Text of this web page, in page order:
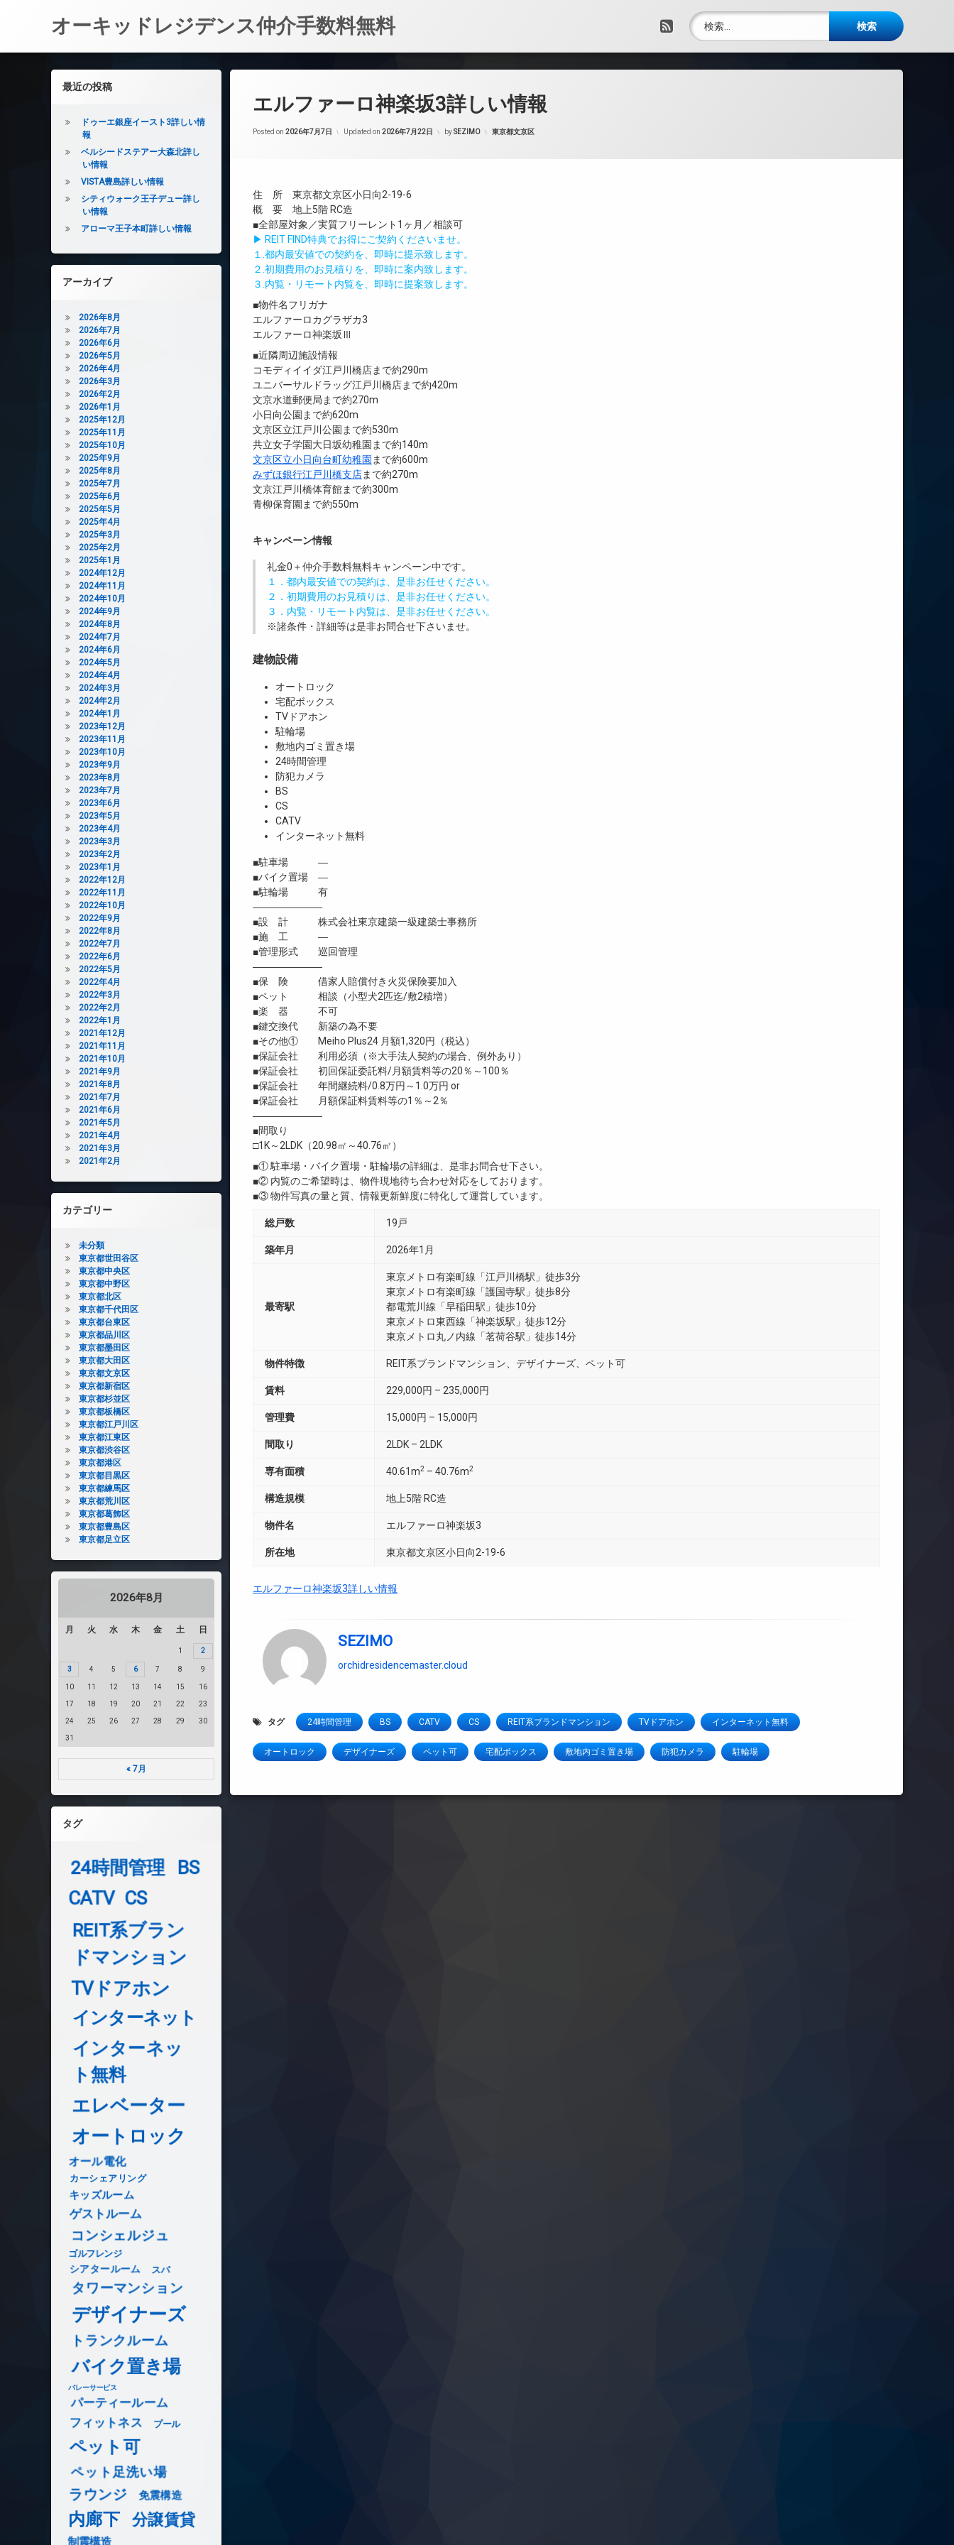
オーキッドレジデンス仲介手数料無料 RSS
検索:
エルファーロ神楽坂3詳しい情報
Posted on 2026年7月7日 Updated on 2026年7月22日 bySEZIMO カテゴリー:
東京都文京区
住 所 東京都文京区小日向2-19-6
概 要 地上5階 RC造
■全部屋対象／実質フリーレント1ヶ月／相談可
▶ REIT FIND特典でお得にご契約くださいませ。
１.都内最安値での契約を、即時に提示致します。
２.初期費用のお見積りを、即時に案内致します。
３.内覧・リモート内覧を、即時に提案致します。
■物件名フリガナ
エルファーロカグラザカ3
エルファーロ神楽坂Ⅲ
■近隣周辺施設情報
コモディイイダ江戸川橋店まで約290m
ユニバーサルドラッグ江戸川橋店まで約420m
文京水道郵便局まで約270m
小日向公園まで約620m
文京区立江戸川公園まで約530m
共立女子学園大日坂幼稚園まで約140m
文京区立小日向台町幼稚園 まで約600m
みずほ銀行江戸川橋支店まで約270m
文京江戸川橋体育館まで約300m
青柳保育園まで約550m
キャンペーン情報
礼金0 ＋仲介手数料無料キャンペーン中です。
１．都内最安値での契約は、是非お任せください。
２．初期費用のお見積りは、是非お任せください。
３．内覧・リモート内覧は、是非お任せください。
※諸条件・詳細等は是非お問合せ下さいませ。
建物設備
オートロック
宅配ボックス
TVドアホン
駐輪場
敷地内ゴミ置き場
24時間管理
防犯カメラ
BS
CS
CATV
インターネット無料
■駐車場 ―
■バイク置場 ―
■駐輪場 有
―――――――
■設 計 株式会社東京建築一級建築士事務所
■施 工 ―
■管理形式 巡回管理
―――――――
■保 険 借家人賠償付き火災保険要加入
■ペット 相談（小型犬2匹迄/敷2積増）
■楽 器 不可
■鍵交換代 新築の為不要
■その他① Meiho Plus24 月額1,320円（税込）
■保証会社 利用必須（※大手法人契約の場合、例外あり）
■保証会社 初回保証委託料/月額賃料等の20％～100％
■保証会社 年間継続料/0.8万円～1.0万円 or
■保証会社 月額保証料賃料等の1％～2％
―――――――
■間取り
□1K～2LDK（20.98㎡～40.76㎡）
■① 駐車場・バイク置場・駐輪場の詳細は、是非お問合せ下さい。
■② 内覧のご希望時は、物件現地待ち合わせ対応をしております。
■③ 物件写真の量と質、情報更新鮮度に特化して運営しています。
総戸数 19戸
築年月 2026年1月
最寄駅
東京メトロ有楽町線「江戸川橋駅」徒歩3分
東京メトロ有楽町線「護国寺駅」徒歩8分
都電荒川線「早稲田駅」徒歩10分
東京メトロ東西線「神楽坂駅」徒歩12分
東京メトロ丸ノ内線「茗荷谷駅」徒歩14分
物件特徴 REIT系ブランドマンション、デザイナーズ、ペット可
賃料 229,000円 – 235,000円
管理費 15,000円 – 15,000円
間取り 2LDK – 2LDK
専有面積 40.61m2 – 40.76m2
構造規模 地上5階 RC造
物件名 エルファーロ神楽坂3
所在地 東京都文京区小日向2-19-6
エルファーロ神楽坂3詳しい情報
SEZIMO
orchidresidencemaster.cloud
タグ 24時間管理 BS CATV CS REIT系ブランドマンション TVドアホン インターネット無料
オートロック デザイナーズ ペット可 宅配ボックス 敷地内ゴミ置き場 防犯カメラ 駐輪場
左サイドバー
最近の投稿
ドゥーエ銀座イースト3詳しい情
報
ベルシードステアー大森北詳し
い情報
VISTA豊島詳しい情報
シティウォーク王子デュー詳し
い情報
アローマ王子本町詳しい情報
アーカイブ
2026年8月
2026年7月
2026年6月
2026年5月
2026年4月
2026年3月
2026年2月
2026年1月
2025年12月
2025年11月
2025年10月
2025年9月
2025年8月
2025年7月
2025年6月
2025年5月
2025年4月
2025年3月
2025年2月
2025年1月
2024年12月
2024年11月
2024年10月
2024年9月
2024年8月
2024年7月
2024年6月
2024年5月
2024年4月
2024年3月
2024年2月
2024年1月
2023年12月
2023年11月
2023年10月
2023年9月
2023年8月
2023年7月
2023年6月
2023年5月
2023年4月
2023年3月
2023年2月
2023年1月
2022年12月
2022年11月
2022年10月
2022年9月
2022年8月
2022年7月
2022年6月
2022年5月
2022年4月
2022年3月
2022年2月
2022年1月
2021年12月
2021年11月
2021年10月
2021年9月
2021年8月
2021年7月
2021年6月
2021年5月
2021年4月
2021年3月
2021年2月
カテゴリー
未分類
東京都世田谷区
東京都中央区
東京都中野区
東京都北区
東京都千代田区
東京都台東区
東京都品川区
東京都墨田区
東京都大田区
東京都文京区
東京都新宿区
東京都杉並区
東京都板橋区
東京都江戸川区
東京都江東区
東京都渋谷区
東京都港区
東京都目黒区
東京都練馬区
東京都荒川区
東京都葛飾区
東京都豊島区
東京都足立区
2026年8月
月 火 水 木 金 土 日
1 2
3 4 5 6 7 8 9
10 11 12 13 14 15 16
17 18 19 20 21 22 23
24 25 26 27 28 29 30
31
« 7月
タグ
24時間管理
BS
CATV CS
REIT系ブラン
ドマンション
TVドアホン
インターネット
インターネッ
ト無料
エレベーター
オートロック
オール電化
カーシェアリング
キッズルーム
ゲストルーム
コンシェルジュ
ゴルフレンジ
シアタールーム スパ
タワーマンション
デザイナーズ
トランクルーム
バイク置き場
バレーサービス
パーティールーム
フィットネス プール
ペット可
ペット足洗い場
ラウンジ 免震構造
内廊下 分譲賃貸
制震構造